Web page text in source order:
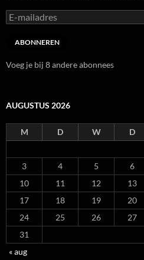
E-
mailadres
ABONNEREN
Voeg je bij 8 andere abonnees
AUGUSTUS 2026
M D W D
3
4 5 6
10
11 12 13
17
18 19 20
24
25 26 27
31
« aug